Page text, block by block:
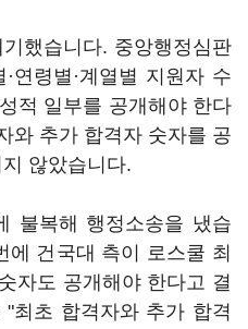
했습니다. 중앙행정심판
연령별·계열별 지원자 수
적 일부를 공개해야 한다
와 추가 합격자 숫자를 공
않았습니다.
불복해 행정소송을 냈습
에 건국대 측이 로스쿨 최
자도 공개해야 한다고 결
최초 합격자와 추가 합격